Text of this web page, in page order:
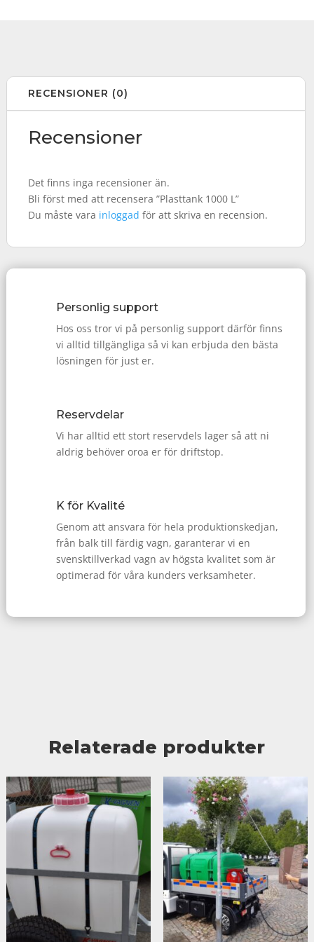
RECENSIONER (0)
Recensioner
Det finns inga recensioner än.
Bli först med att recensera ”Plasttank 1000 L”
Du måste vara inloggad för att skriva en recension.
Personlig support
Hos oss tror vi på personlig support därför finns
vi alltid tillgängliga så vi kan erbjuda den bästa
lösningen för just er.
Reservdelar
Vi har alltid ett stort reservdels lager så att ni
aldrig behöver oroa er för driftstop.
K för Kvalité
Genom att ansvara för hela produktionskedjan,
från balk till färdig vagn, garanterar vi en
svensktillverkad vagn av högsta kvalitet som är
optimerad för våra kunders verksamheter.
Relaterade produkter